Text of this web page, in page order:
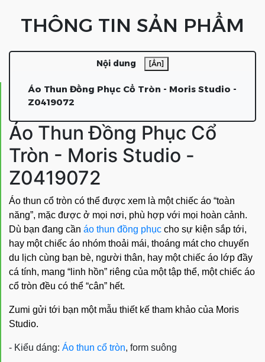
THÔNG TIN SẢN PHẨM
Nội dung [Ẩn]
Áo Thun Đồng Phục Cổ Tròn - Moris Studio -
Z0419072
Áo Thun Đồng Phục Cổ
Tròn - Moris Studio -
Z0419072
Áo thun cổ tròn có thể được xem là một chiếc áo “toàn
năng”, mặc được ở mọi nơi, phù hợp với mọi hoàn cảnh.
Dù bạn đang cần áo thun đồng phục cho sự kiện sắp tới,
hay một chiếc áo nhóm thoải mái, thoáng mát cho chuyến
du lịch cùng bạn bè, người thân, hay một chiếc áo lớp đầy
cá tính, mang “linh hồn” riêng của một tập thể, một chiếc áo
cổ tròn đều có thể “cân” hết.
Zumi gửi tới bạn một mẫu thiết kế tham khảo của Moris
Studio.
- Kiểu dáng: Áo thun cổ tròn, form suông